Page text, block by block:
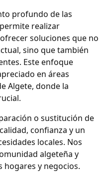
profundo de las
realizar
soluciones que no
sino que también
Este enfoque
en áreas
Algete, donde la
o sustitución de
confianza y un
locales. Nos
algeteña y
y negocios.